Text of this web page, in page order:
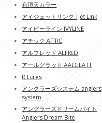
有頂天カラー
アイジェットリンク i Jet Link
アイビーライン IVYLINE
アチック ATTIC
アルフレッド ALFRED
アールグラット AALGLATT
R Lures
アングラーズシステム anglers
system
アングラーズドリームバイト
Anglers Dream Bite